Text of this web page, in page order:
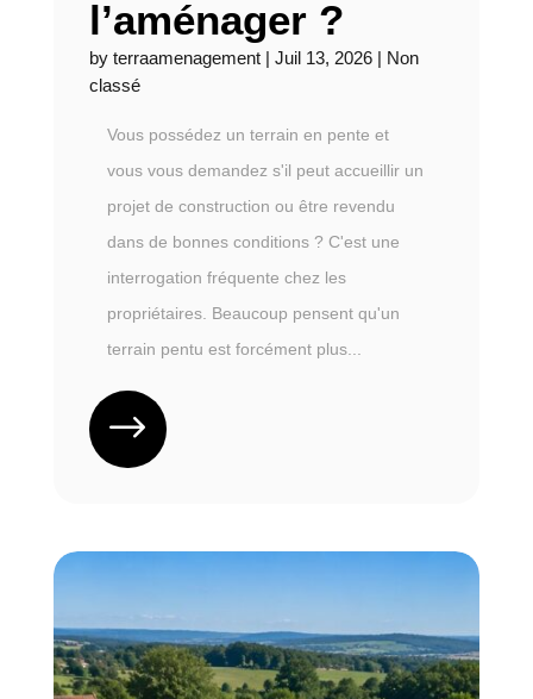
l’aménager ?
by terraamenagement| Juil 13, 2026| Non
classé
Vous possédez un terrain en pente et
vous vous demandez s'il peut accueillir un
projet de construction ou être revendu
dans de bonnes conditions ? C'est une
interrogation fréquente chez les
propriétaires. Beaucoup pensent qu'un
terrain pentu est forcément plus...